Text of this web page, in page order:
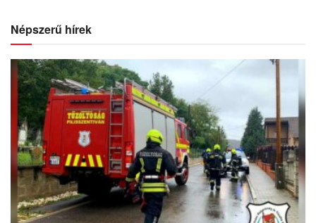
Népszerű hírek